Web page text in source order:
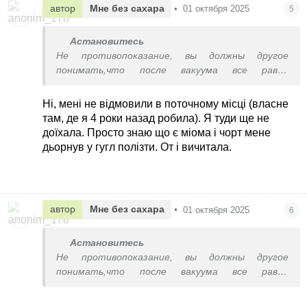
автор Мне без сахара • 01 октября 2025 5
Астановитесь
Не противопоказание, вы должны другое
понимать,что после вакуума все равно
выскабливание, поэтому идите и спокойно
делайте выскабливание в другом месте
Ні, мені не відмовили в поточному місці (власне
там, де я 4 роки назад робила). Я туди ще не
доїхала. Просто знаю що є міома і чорт мене
дьорнув у гугл полізти. От і вичитала.
автор Мне без сахара • 01 октября 2025 6
Астановитесь
Не противопоказание, вы должны другое
понимать,что после вакуума все равно